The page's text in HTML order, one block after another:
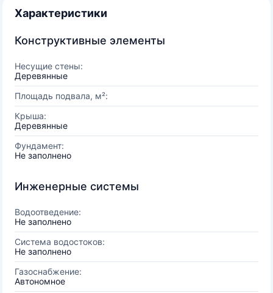
Характеристики
Конструктивные элементы
Несущие стены:
Деревянные
Площадь подвала, м²:
Крыша:
Деревянные
Фундамент:
Не заполнено
Инженерные системы
Водоотведение:
Не заполнено
Система водостоков:
Не заполнено
Газоснабжение:
Автономное